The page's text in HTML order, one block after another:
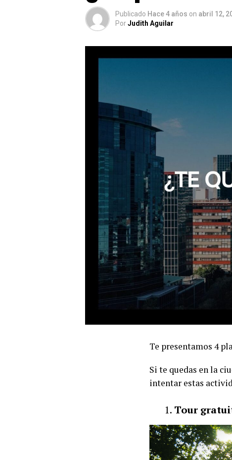
Publicado Hace 4 años on abril 12,
PorJudith Aguilar
Te presentamos 4
Si te quedas en la
intentar estas
Tour